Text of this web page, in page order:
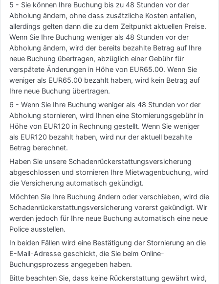
5 - Sie können Ihre Buchung bis zu 48 Stunden vor der
Abholung ändern, ohne dass zusätzliche Kosten anfallen,
allerdings gelten dann die zu dem Zeitpunkt aktuellen Preise.
Wenn Sie Ihre Buchung weniger als 48 Stunden vor der
Abholung ändern, wird der bereits bezahlte Betrag auf Ihre
neue Buchung übertragen, abzüglich einer Gebühr für
verspätete Änderungen in Höhe von EUR65.00. Wenn Sie
weniger als EUR65.00 bezahlt haben, wird kein Betrag auf
Ihre neue Buchung übertragen.
6 - Wenn Sie Ihre Buchung weniger als 48 Stunden vor der
Abholung stornieren, wird Ihnen eine Stornierungsgebühr in
Höhe von EUR120 in Rechnung gestellt. Wenn Sie weniger
als EUR120 bezahlt haben, wird nur der aktuell bezahlte
Betrag berechnet.
Haben Sie unsere Schadenrückerstattungsversicherung
abgeschlossen und stornieren Ihre Mietwagenbuchung, wird
die Versicherung automatisch gekündigt.
Möchten Sie Ihre Buchung ändern oder verschieben, wird die
Schadenrückerstattungsversicherung vorerst gekündigt. Wir
werden jedoch für Ihre neue Buchung automatisch eine neue
Police ausstellen.
In beiden Fällen wird eine Bestätigung der Stornierung an die
E-Mail-Adresse geschickt, die Sie beim Online-
Buchungsprozess angegeben haben.
Bitte beachten Sie, dass keine Rückerstattung gewährt wird,